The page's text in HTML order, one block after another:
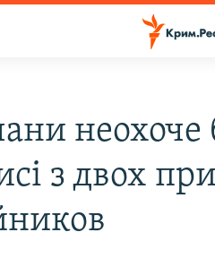
неохоче
з двох